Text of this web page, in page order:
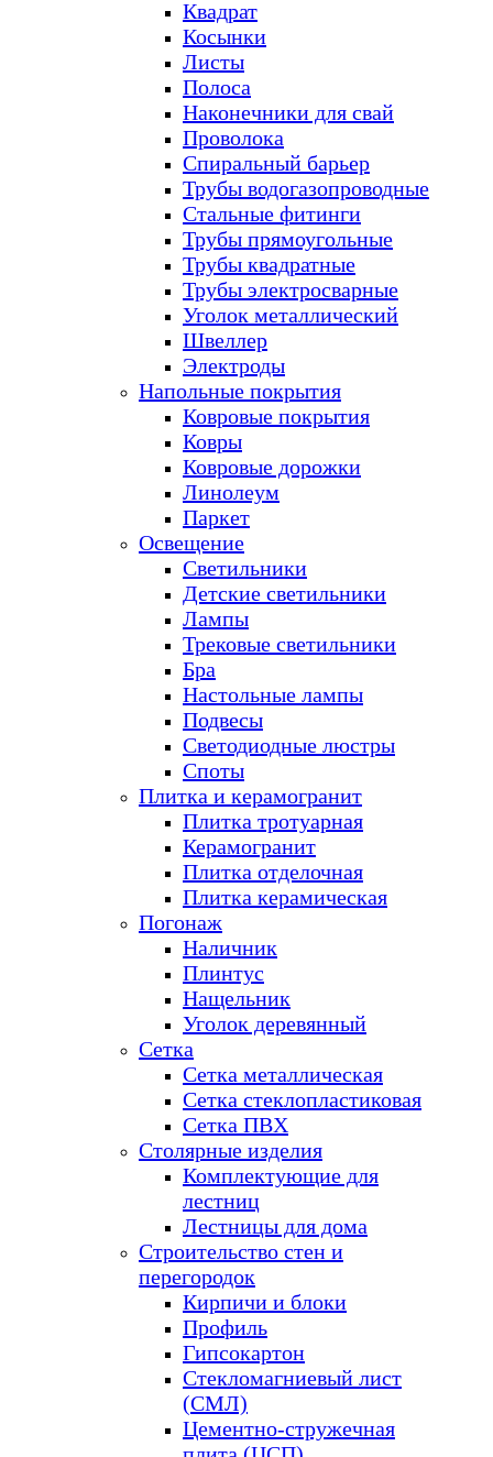
Квадрат
Косынки
Листы
Полоса
Наконечники для свай
Проволока
Спиральный барьер
Трубы водогазопроводные
Стальные фитинги
Трубы прямоугольные
Трубы квадратные
Трубы электросварные
Уголок металлический
Швеллер
Электроды
Напольные покрытия
Ковровые покрытия
Ковры
Ковровые дорожки
Линолеум
Паркет
Освещение
Светильники
Детские светильники
Лампы
Трековые светильники
Бра
Настольные лампы
Подвесы
Светодиодные люстры
Споты
Плитка и керамогранит
Плитка тротуарная
Керамогранит
Плитка отделочная
Плитка керамическая
Погонаж
Наличник
Плинтус
Нащельник
Уголок деревянный
Сетка
Сетка металлическая
Сетка стеклопластиковая
Сетка ПВХ
Столярные изделия
Комплектующие для
лестниц
Лестницы для дома
Строительство стен и
перегородок
Кирпичи и блоки
Профиль
Гипсокартон
Стекломагниевый лист
(СМЛ)
Цементно-стружечная